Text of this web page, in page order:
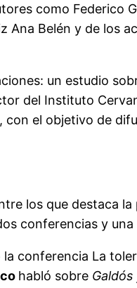
como Federico
Belén y de los
un estudio
del Instituto
el objetivo de
los que destaca
conferencias y
la conferencia La
habló sobre